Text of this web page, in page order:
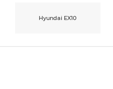
Hyundai EX10